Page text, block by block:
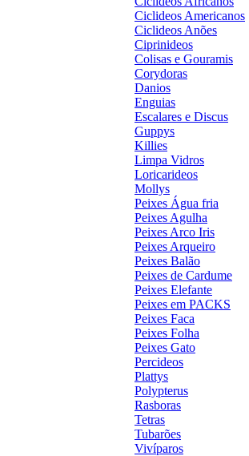
Ciclideos Americanos
Ciclideos Anões
Ciprinideos
Colisas e Gouramis
Corydoras
Danios
Enguias
Escalares e Discus
Guppys
Killies
Limpa Vidros
Loricarideos
Mollys
Peixes Água fria
Peixes Agulha
Peixes Arco Iris
Peixes Arqueiro
Peixes Balão
Peixes de Cardume
Peixes Elefante
Peixes em PACKS
Peixes Faca
Peixes Folha
Peixes Gato
Percideos
Plattys
Polypterus
Rasboras
Tetras
Tubarões
Vivíparos